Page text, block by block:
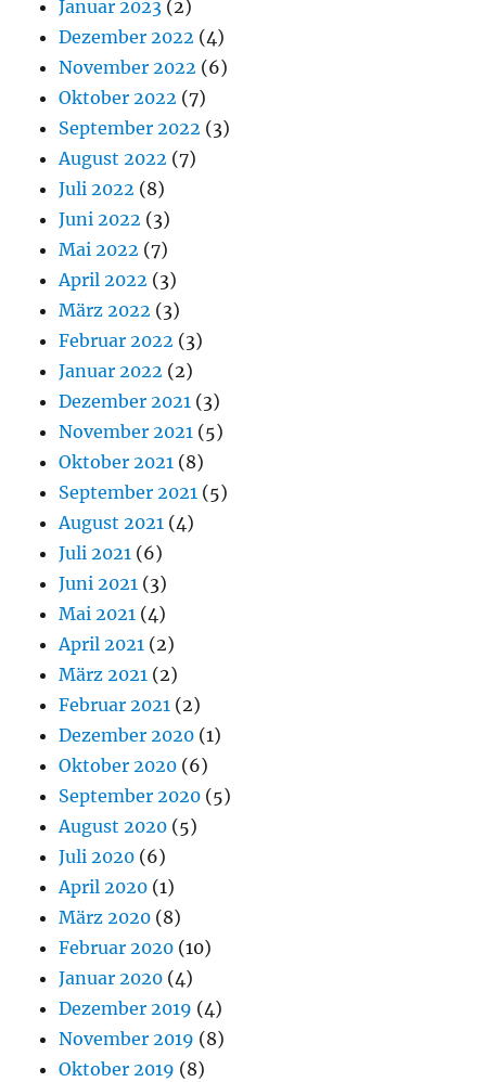
Januar 2023 (2)
Dezember 2022 (4)
November 2022 (6)
Oktober 2022 (7)
September 2022 (3)
August 2022 (7)
Juli 2022 (8)
Juni 2022 (3)
Mai 2022 (7)
April 2022 (3)
März 2022 (3)
Februar 2022 (3)
Januar 2022 (2)
Dezember 2021 (3)
November 2021 (5)
Oktober 2021 (8)
September 2021 (5)
August 2021 (4)
Juli 2021 (6)
Juni 2021 (3)
Mai 2021 (4)
April 2021 (2)
März 2021 (2)
Februar 2021 (2)
Dezember 2020 (1)
Oktober 2020 (6)
September 2020 (5)
August 2020 (5)
Juli 2020 (6)
April 2020 (1)
März 2020 (8)
Februar 2020 (10)
Januar 2020 (4)
Dezember 2019 (4)
November 2019 (8)
Oktober 2019 (8)